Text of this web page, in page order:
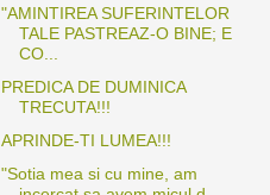
"AMINTIREA SUFERINTELOR
TALE PASTREAZ-O BINE; E
CO...
PREDICA DE DUMINICA
TRECUTA!!!
APRINDE-TI LUMEA!!!
"Sotia mea si cu mine, am